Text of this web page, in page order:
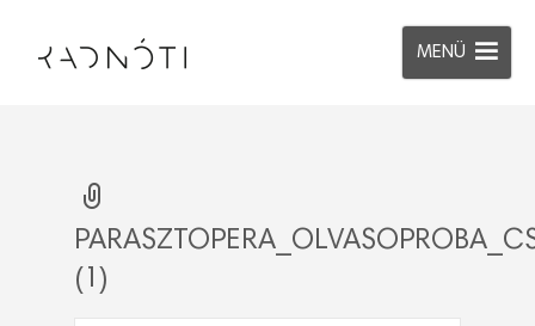
MENÜ
(1)